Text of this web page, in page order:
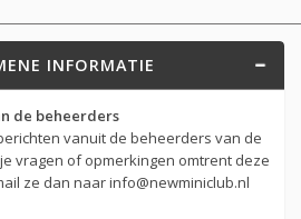
INFORMATIE
de beheerders
vanuit de beheerders van de
vragen of opmerkingen omtrent deze
ze dan naarinfo@newminiclub.nl